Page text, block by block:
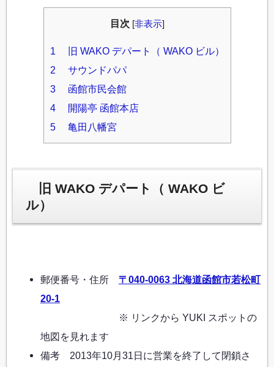
目次 [非表示]
1 旧 WAKO デパート（ WAKO ビル）
2 サウンドパパ
3函館市民会館
4開陽亭 函館本店
5亀田八幡宮
旧 WAKO デパート（ WAKO ビ
ル）
郵便番号・住所 〒040-0063 北海道函館市若松町
20-1
※ リンクから YUKI スポットの
地図を見れます
備考 2013年10月31日に営業を終了して閉鎖さ